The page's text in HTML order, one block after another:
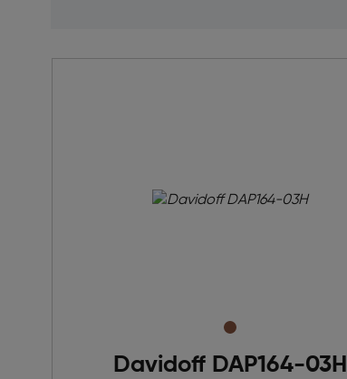
Davidoff DAP164-03H